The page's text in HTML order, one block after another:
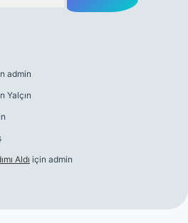
admin
Yalçın
Aldı için admin